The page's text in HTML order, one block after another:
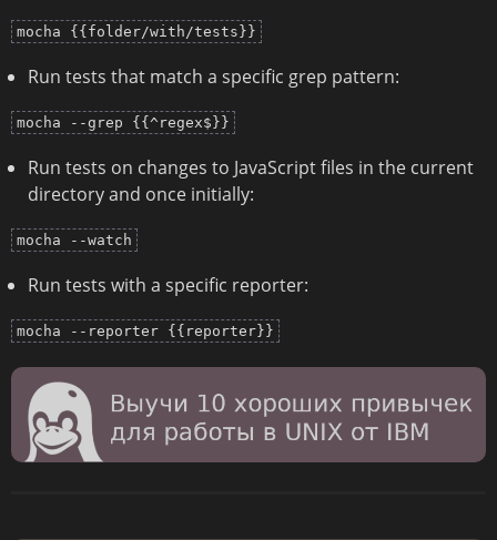
mocha {{folder/with/tests}}
Run tests that match a specific grep pattern:
mocha --grep {{^regex$}}
Run tests on changes to JavaScript files in the current
directory and once initially:
mocha --watch
Run tests with a specific reporter:
mocha --reporter {{reporter}}